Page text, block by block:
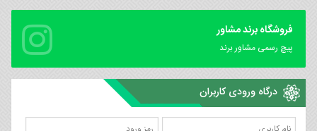
فروشگاه برند مشاور
پیچ رسمی مشاور برند
درگاه ورودی کاربران